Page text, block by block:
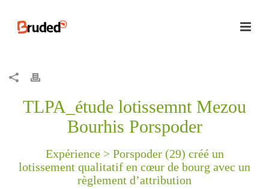
TLPA_étude lotissemnt Mezou
Bourhis Porspoder
Expérience > Porspoder (29) créé un
lotissement qualitatif en cœur de bourg avec un
règlement d’attribution